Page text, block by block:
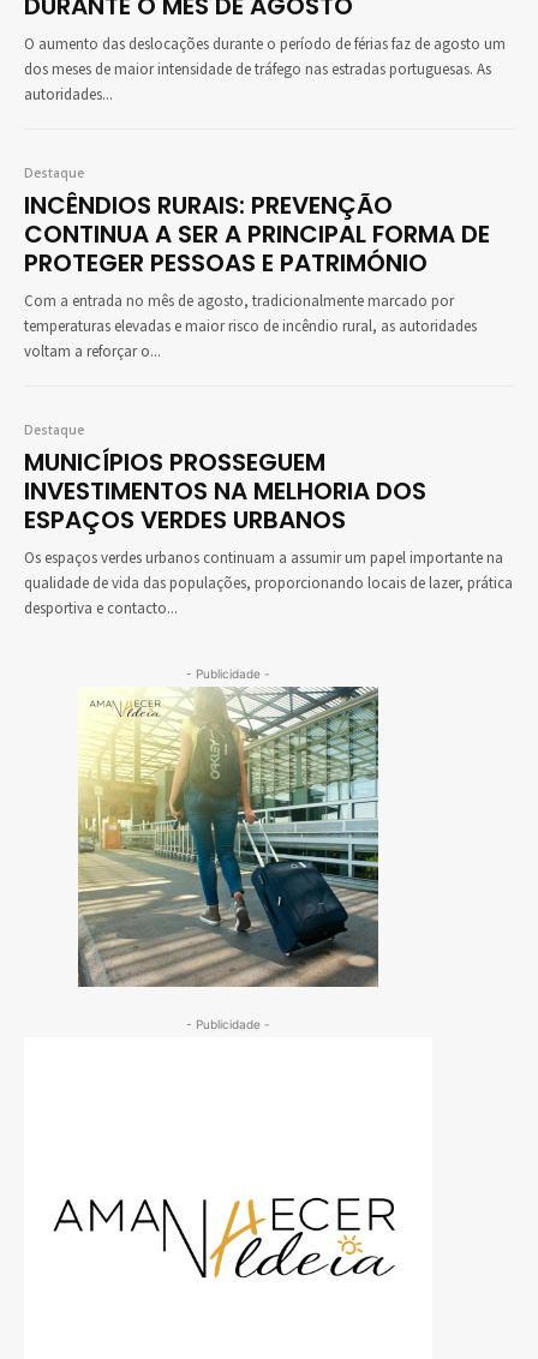
O aumento das deslocações durante o período de férias faz de agosto um
dos meses de maior intensidade de tráfego nas estradas portuguesas. As
autoridades...
Destaque
INCÊNDIOS RURAIS: PREVENÇÃO
CONTINUA A SER A PRINCIPAL FORMA DE
PROTEGER PESSOAS E PATRIMÓNIO
Com a entrada no mês de agosto, tradicionalmente marcado por
temperaturas elevadas e maior risco de incêndio rural, as autoridades
voltam a reforçar o...
Destaque
MUNICÍPIOS PROSSEGUEM
INVESTIMENTOS NA MELHORIA DOS
ESPAÇOS VERDES URBANOS
Os espaços verdes urbanos continuam a assumir um papel importante na
qualidade de vida das populações, proporcionando locais de lazer, prática
desportiva e contacto...
- Publicidade -
- Publicidade -